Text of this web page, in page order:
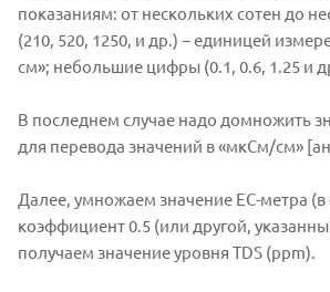
показаниям: от нескольких сотен до
(210, 520, 1250, и др.) − единицей
см»; небольшие цифры (0.1, 0.6, 1.25 и
В последнем случае надо домножить
для перевода значений в «мкСм/см»
Далее, умножаем значение EC-метра
коэффициент 0.5 (или другой,
получаем значение уровня TDS (ppm).